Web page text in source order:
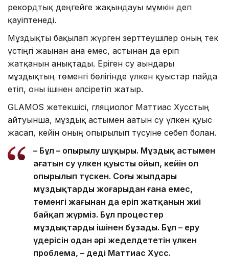
рекордтық деңгейге жақындауы мүмкін деп
қауіптенеді.
Мұздықты бақылап жүрген зерттеушілер оның тек
үстіңгі жағынан ғана емес, астынан да еріп
жатқанын анықтады. Еріген су ағындары
мұздықтың төменгі бөлігінде үлкен қуыстар пайда
етіп, оны ішінен әлсіретіп жатыр.
GLAMOS жетекшісі, гляциолог Маттиас Хусстың
айтуынша, мұздық астымен ағатын су үлкен қуыс
жасап, кейін оның опырылып түсуіне себеп болған.
– Бұл – опырылу шұңқыры. Мұздық астымен
ағатын су үлкен қуысты ойып, кейін ол
опырылып түскен. Соңғы жылдары
мұздықтардың жоғарыдан ғана емес,
төменгі жағынан да еріп жатқанын жиі
байқап жүрміз. Бұл процестер
мұздықтарды ішінен бұзады. Бұл – еру
үдерісін одан әрі жеделдететін үлкен
проблема, – деді Маттиас Хусс.